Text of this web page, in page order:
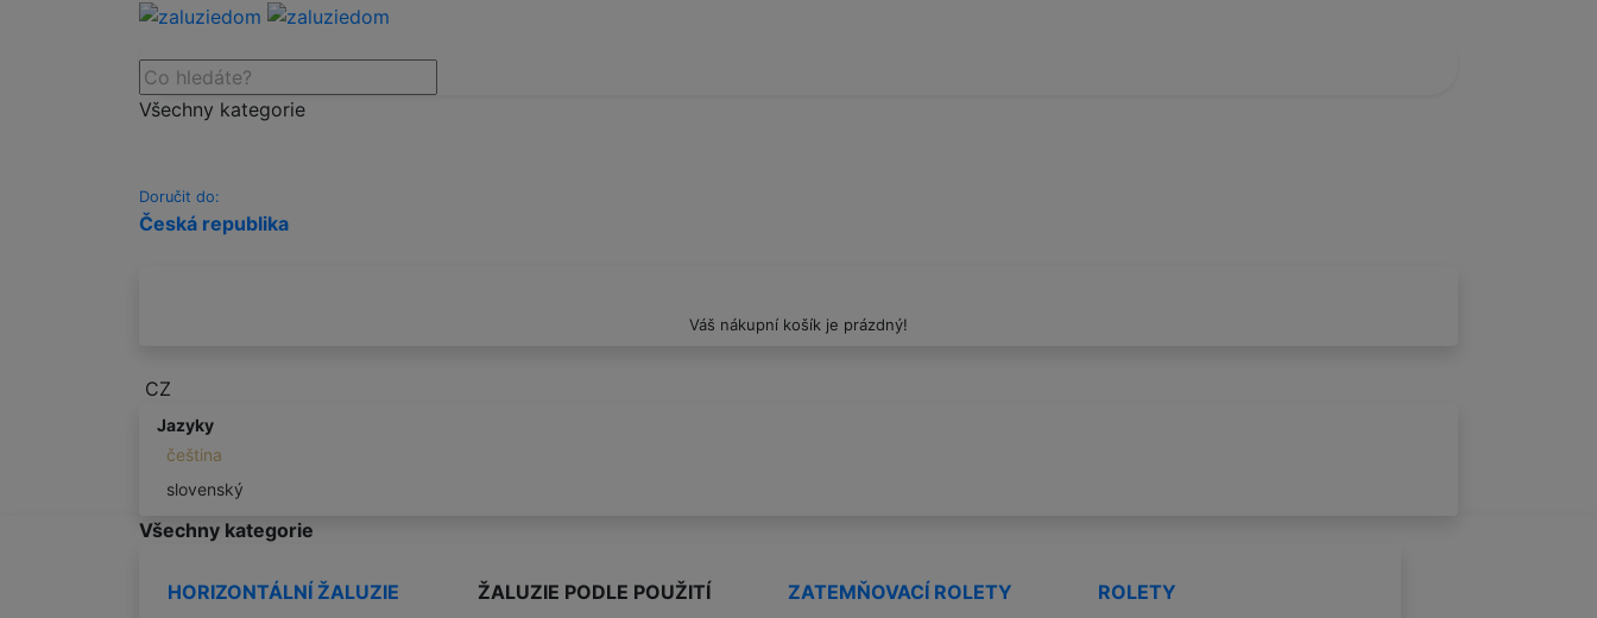
Všechny kategorie
Doručit do:
Česká republika
Váš nákupní košík je prázdný!
CZ
Jazyky
čeština
slovenský
Všechny kategorie
HORIZONTÁLNÍ ŽALUZIE
ŽALUZIE PODLE POUŽITÍ
ZATEMŇOVACÍ ROLETY
ROLETY